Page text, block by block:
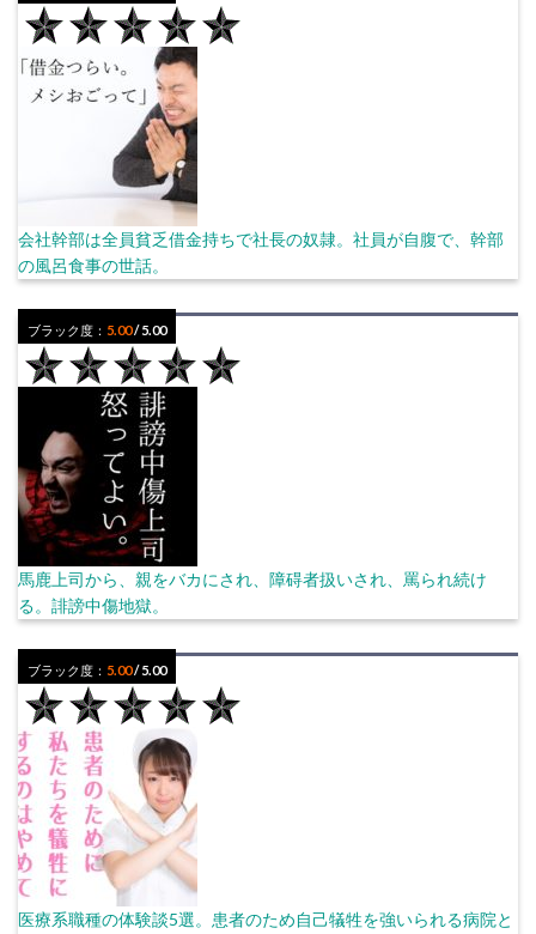
会社幹部は全員貧乏借金持ちで社長の奴隷。社員が自腹で、幹部
の風呂食事の世話。
ブラック度： 5.00/ 5.00
馬鹿上司から、親をバカにされ、障碍者扱いされ、罵られ続け
る。誹謗中傷地獄。
ブラック度： 5.00/ 5.00
医療系職種の体験談5選。患者のため自己犠牲を強いられる病院と